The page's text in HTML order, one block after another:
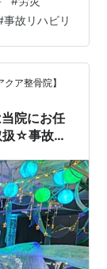
察へ届け出
必要です。
、補償内容
ます。交通
…
事故リハビリ
ア整骨院】
院にお任
☆事故リ